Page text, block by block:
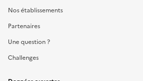
Nos établissements
Partenaires
Une question ?
Challenges